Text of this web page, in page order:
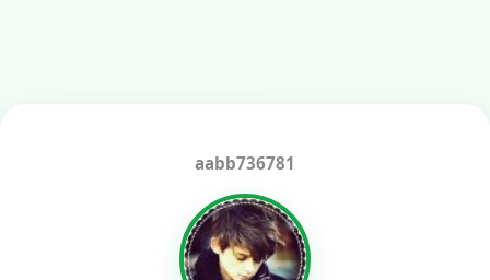
aabb736781